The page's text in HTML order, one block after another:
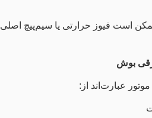
است فیوز حرارتی یا سیم‌پیچ اصلی
بوش
عبارت‌اند از: